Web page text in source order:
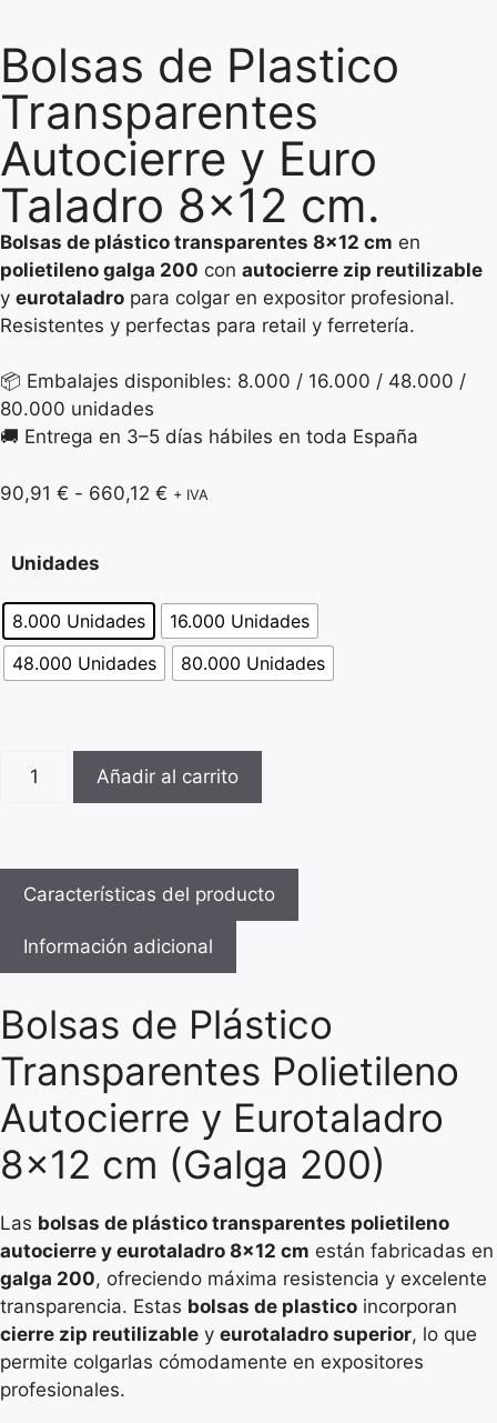
Bolsas de Plastico
Transparentes
Autocierre y Euro
Taladro 8×12 cm.
Bolsas de plástico transparentes 8×12 cm en
polietileno galga 200 con autocierre zip reutilizable
y eurotaladro para colgar en expositor profesional.
Resistentes y perfectas para retail y ferretería.
📦 Embalajes disponibles: 8.000 / 16.000 / 48.000 /
80.000 unidades
🚚 Entrega en 3–5 días hábiles en toda España
90,91 € - 660,12 € + IVA
Unidades
8.000 Unidades
16.000 Unidades
48.000 Unidades
80.000 Unidades
Añadir al carrito
Características del producto
Información adicional
Bolsas de Plástico
Transparentes Polietileno
Autocierre y Eurotaladro
8×12 cm (Galga 200)
Las bolsas de plástico transparentes polietileno
autocierre y eurotaladro 8×12 cm están fabricadas en
galga 200, ofreciendo máxima resistencia y excelente
transparencia. Estas bolsas de plastico incorporan
cierre zip reutilizable y eurotaladro superior, lo que
permite colgarlas cómodamente en expositores
profesionales.